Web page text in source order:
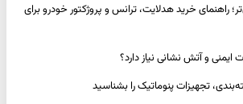
راهنمای خرید هدلایت، ترانس و پروژکتور خودرو برای
ایمنی و آتش نشانی نیاز دارد؟
تجهیزات پنوماتیک را بشناسید